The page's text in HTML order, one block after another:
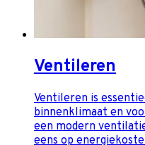
Ventileren
Ventileren is
binnenklimaat en
een modern
eens op